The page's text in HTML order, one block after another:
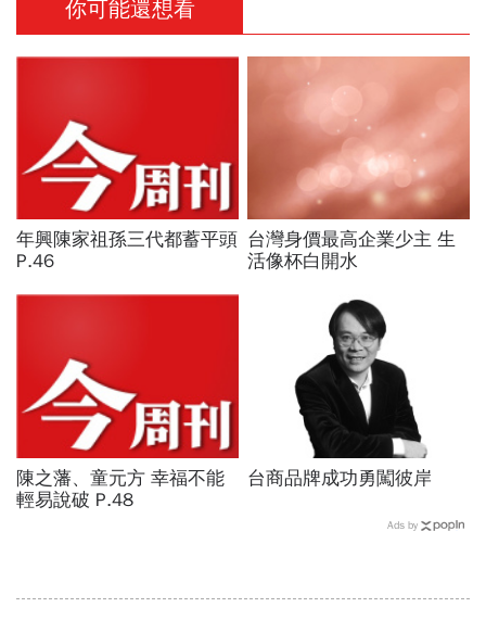
你可能還想看
年興陳家祖孫三代都蓄平頭
P.46
台灣身價最高企業少主 生
活像杯白開水
陳之藩、童元方 幸福不能
輕易說破 P.48
台商品牌成功勇闖彼岸
Ads by